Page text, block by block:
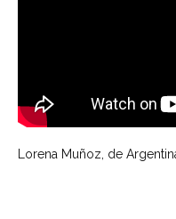
Lorena Muñoz, de